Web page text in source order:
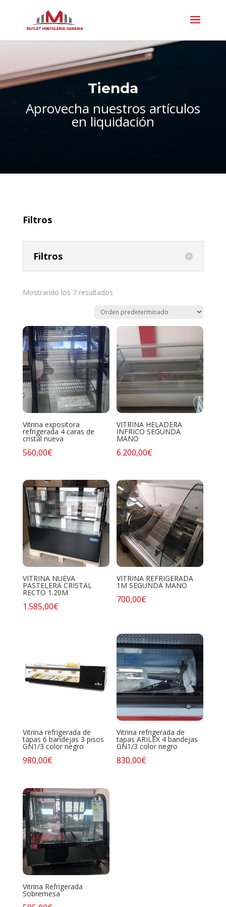
Tienda
Aprovecha nuestros artículos
en liquidación
Filtros
Filtros
Mostrando los 7 resultados
Vitrina expositora
refrigerada 4 caras de
cristal nueva
560,00€
VITRINA HELADERA
INFRICO SEGUNDA
MANO
6.200,00€
VITRINA NUEVA
PASTELERA CRISTAL
RECTO 1.20M
1.585,00€
VITRINA REFRIGERADA
1M SEGUNDA MANO
700,00€
Vitrina refrigerada de
tapas 6 bandejas 3 pisos
GN1/3 color negro
980,00€
Vitrina refrigerada de
tapas ARILEX 4 bandejas
GN1/3 color negro
830,00€
Vitrina Refrigerada
Sobremesa